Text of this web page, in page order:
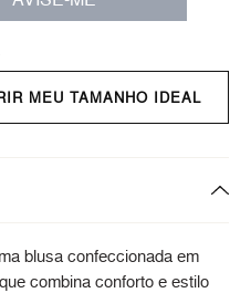
MEU TAMANHO IDEAL
blusa confeccionada em
combina conforto e estilo